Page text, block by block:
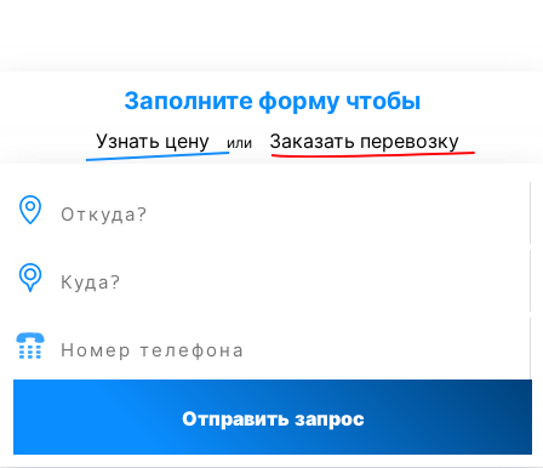
Заполните форму чтобы
Узнать цену или Заказать перевозку
Отправить запрос